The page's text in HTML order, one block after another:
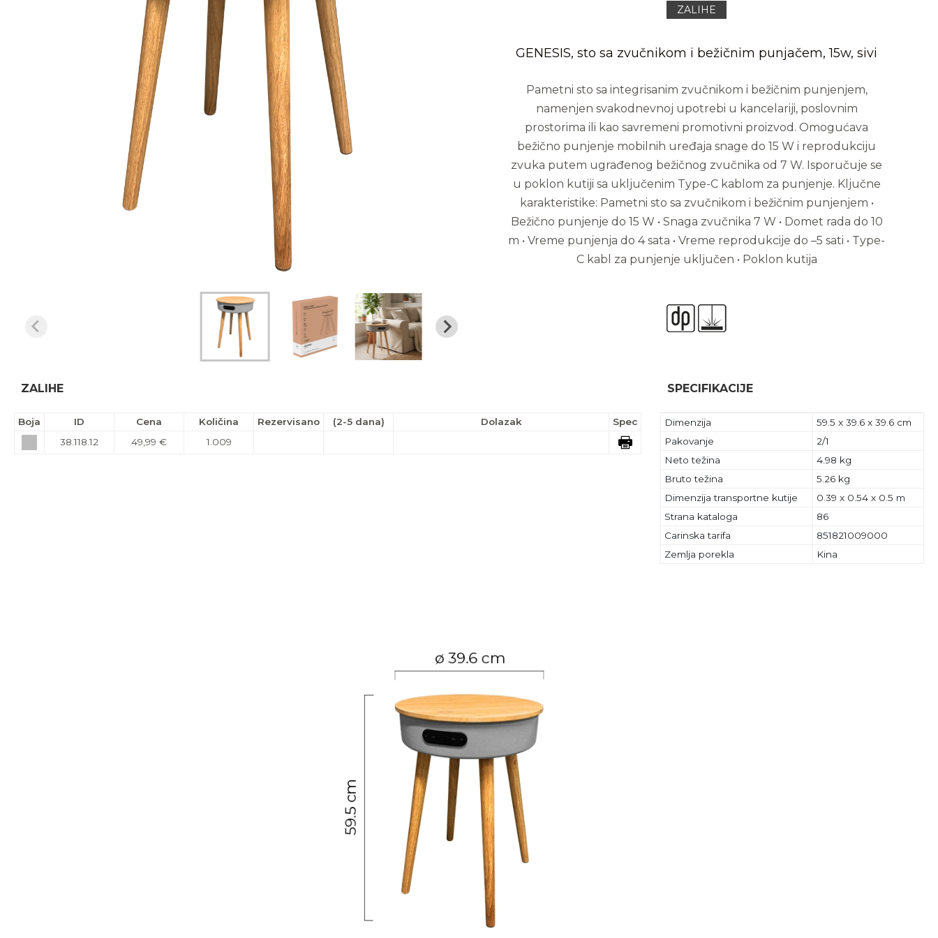
ZALIHE
GENESIS, sto sa zvučnikom i bežičnim punjačem, 15w, sivi
Pametni sto sa integrisanim zvučnikom i bežičnim punjenjem,
namenjen svakodnevnoj upotrebi u kancelariji, poslovnim
prostorima ili kao savremeni promotivni proizvod. Omogućava
bežično punjenje mobilnih uređaja snage do 15 W i reprodukciju
zvuka putem ugrađenog bežičnog zvučnika od 7 W. Isporučuje se
u poklon kutiji sa uključenim Type-C kablom za punjenje. Ključne
karakteristike: Pametni sto sa zvučnikom i bežičnim punjenjem •
Bežično punjenje do 15 W • Snaga zvučnika 7 W • Domet rada do 10
m • Vreme punjenja do 4 sata • Vreme reprodukcije do –5 sati • Type-
C kabl za punjenje uključen • Poklon kutija
ZALIHE
Boja ID Cena Količina Rezervisano (2-5 dana) Dolazak
Spec
38.118.12
49,99 € 1.009
SPECIFIKACIJE
Dimenzija
59.5 x 39.6 x 39.6 cm
Pakovanje
2/1
Neto težina
4.98 kg
Bruto težina
5.26 kg
Dimenzija transportne kutije
0.39 x 0.54 x 0.5 m
Strana kataloga
86
Carinska tarifa
851821009000
Zemlja porekla
Kina